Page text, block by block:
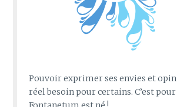
Pouvoir exprimer ses envies et
réel besoin pour certains. C’est pour